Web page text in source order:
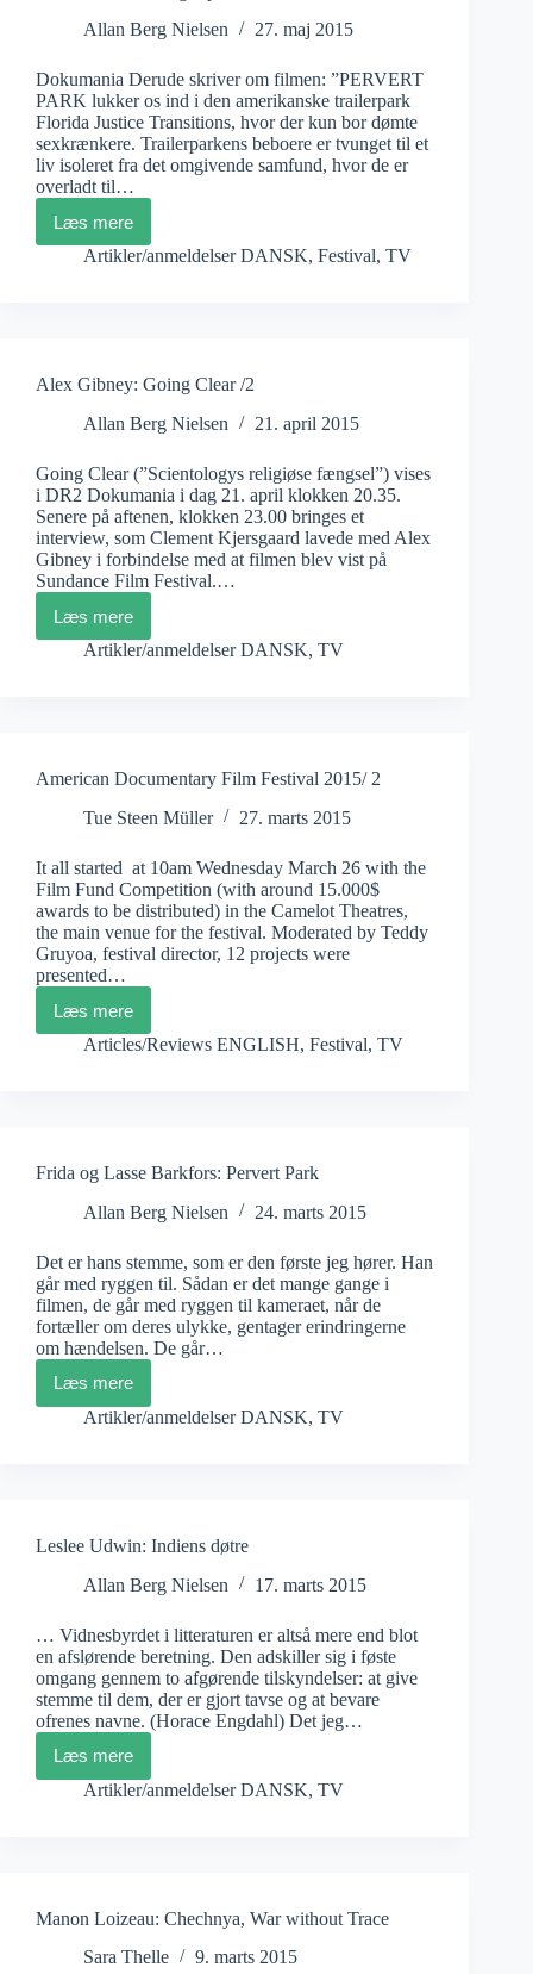
Allan Berg Nielsen
27. maj 2015
Dokumania Derude skriver om filmen: ”PERVERT
PARK lukker os ind i den amerikanske trailerpark
Florida Justice Transitions, hvor der kun bor dømte
sexkrænkere. Trailerparkens beboere er tvunget til et
liv isoleret fra det omgivende samfund, hvor de er
overladt til…
Læs mere
Pervert
Park
Artikler/anmeldelser DANSK, Festival, TV
Alex Gibney: Going Clear /2
Allan Berg Nielsen
21. april 2015
Going Clear (”Scientologys religiøse fængsel”) vises
i DR2 Dokumania i dag 21. april klokken 20.35.
Senere på aftenen, klokken 23.00 bringes et
interview, som Clement Kjersgaard lavede med Alex
Gibney i forbindelse med at filmen blev vist på
Sundance Film Festival.…
Læs mere
Alex
Gibney:
Artikler/anmeldelser DANSK, TV
American Documentary Film Festival 2015/ 2
Tue Steen Müller
27. marts 2015
It all started at 10am Wednesday March 26 with the
Film Fund Competition (with around 15.000$
awards to be distributed) in the Camelot Theatres,
the main venue for the festival. Moderated by Teddy
Gruyoa, festival director, 12 projects were
presented…
Læs mere
American
Documentary
Articles/Reviews ENGLISH, Festival, TV
Frida og Lasse Barkfors: Pervert Park
Allan Berg Nielsen
24. marts 2015
Det er hans stemme, som er den første jeg hører. Han
går med ryggen til. Sådan er det mange gange i
filmen, de går med ryggen til kameraet, når de
fortæller om deres ulykke, gentager erindringerne
om hændelsen. De går…
Læs mere
Frida
og
Artikler/anmeldelser DANSK, TV
Leslee Udwin: Indiens døtre
Allan Berg Nielsen
17. marts 2015
… Vidnesbyrdet i litteraturen er altså mere end blot
en afslørende beretning. Den adskiller sig i føste
omgang gennem to afgørende tilskyndelser: at give
stemme til dem, der er gjort tavse og at bevare
ofrenes navne. (Horace Engdahl) Det jeg…
Læs mere
Leslee
Udwin:
Artikler/anmeldelser DANSK, TV
Manon Loizeau: Chechnya, War without Trace
Sara Thelle
9. marts 2015